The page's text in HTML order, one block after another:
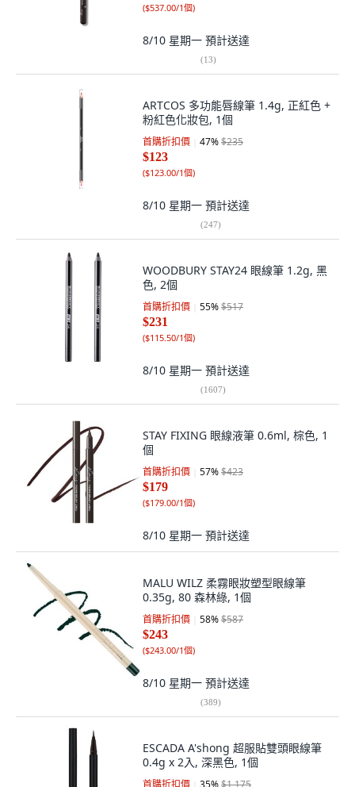
($537.00/1個)
8/10 星期一 預計送達
(13)
ARTCOS 多功能唇線筆 1.4g, 正紅色 +
粉紅色化妝包, 1個
首購折扣價 47%$235
$123
($123.00/1個)
8/10 星期一 預計送達
(247)
WOODBURY STAY24 眼線筆 1.2g, 黑
色, 2個
首購折扣價 55%$517
$231
($115.50/1個)
8/10 星期一 預計送達
(1607)
STAY FIXING 眼線液筆 0.6ml, 棕色, 1
個
首購折扣價 57%$423
$179
($179.00/1個)
8/10 星期一 預計送達
MALU WILZ 柔霧眼妝塑型眼線筆
0.35g, 80 森林綠, 1個
首購折扣價 58%$587
$243
($243.00/1個)
8/10 星期一 預計送達
(389)
ESCADA A'shong 超服貼雙頭眼線筆
0.4g x 2入, 深黑色, 1個
首購折扣價 35%$1,175